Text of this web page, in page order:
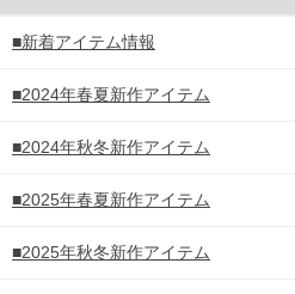
■新着アイテム情報
■2024年春夏新作アイテム
■2024年秋冬新作アイテム
■2025年春夏新作アイテム
■2025年秋冬新作アイテム